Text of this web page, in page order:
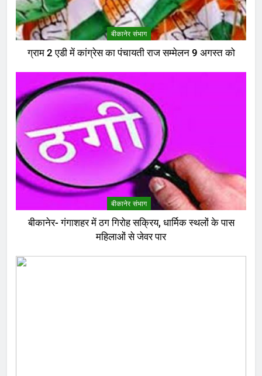
बीकानेर संभाग
ग्राम 2 एडी में कांग्रेस का पंचायती राज सम्मेलन 9 अगस्त को
बीकानेर संभाग
बीकानेर- गंगाशहर में ठग गिरोह सक्रिय, धार्मिक स्थलों के पास
महिलाओं से जेवर पार